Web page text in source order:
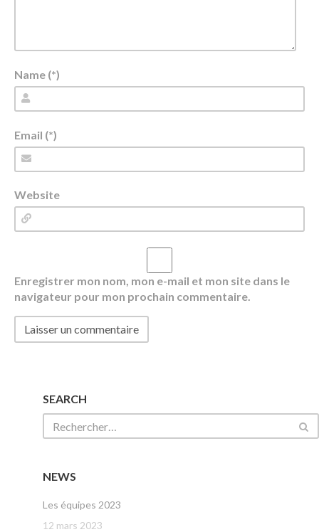
Name (*)
Email (*)
Website
Enregistrer mon nom, mon e-mail et mon site dans le
navigateur pour mon prochain commentaire.
SEARCH
NEWS
Les équipes 2023
12 mars 2023